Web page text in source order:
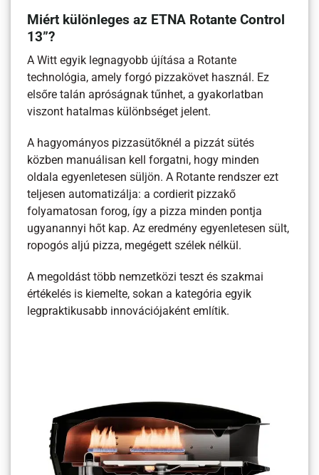
Miért különleges az ETNA Rotante Control
13”?
A Witt egyik legnagyobb újítása a Rotante
technológia, amely forgó pizzakövet használ. Ez
elsőre talán apróságnak tűnhet, a gyakorlatban
viszont hatalmas különbséget jelent.
A hagyományos pizzasütőknél a pizzát sütés
közben manuálisan kell forgatni, hogy minden
oldala egyenletesen süljön. A Rotante rendszer ezt
teljesen automatizálja: a cordierit pizzakő
folyamatosan forog, így a pizza minden pontja
ugyanannyi hőt kap. Az eredmény egyenletesen sült,
ropogós aljú pizza, megégett szélek nélkül.
A megoldást több nemzetközi teszt és szakmai
értékelés is kiemelte, sokan a kategória egyik
legpraktikusabb innovációjaként említik.